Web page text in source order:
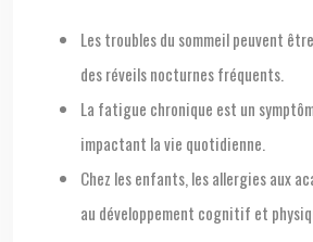
Les troubles du sommeil peuvent
des réveils nocturnes fréquents.
La fatigue chronique est un
impactant la vie quotidienne.
Chez les enfants, les allergies aux
au développement cognitif et